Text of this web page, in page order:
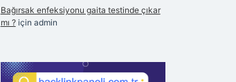
Bağırsak enfeksiyonu gaita testinde çıkar
mı ?için admin